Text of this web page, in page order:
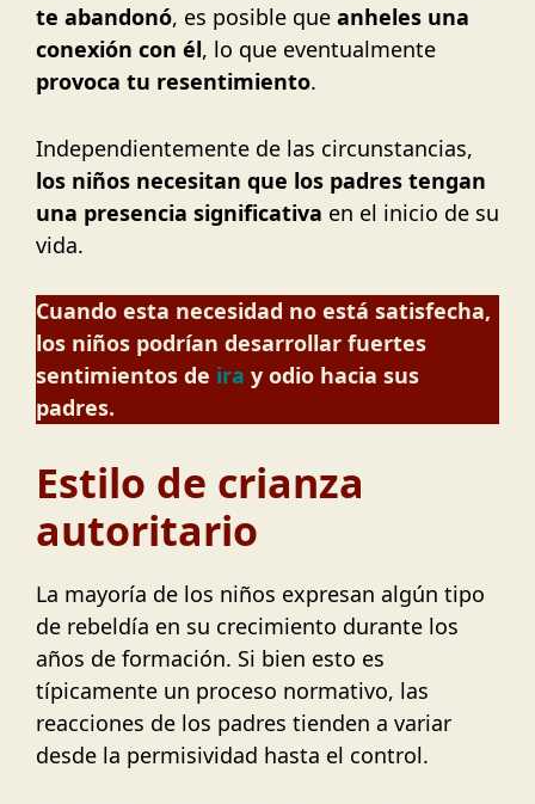
te abandonó, es posible que anheles una
conexión con él, lo que eventualmente
provoca tu resentimiento.
Independientemente de las circunstancias,
los niños necesitan que los padres tengan
una presencia significativa en el inicio de su
vida.
Cuando esta necesidad no está satisfecha,
los niños podrían desarrollar fuertes
sentimientos de ira y odio hacia sus
padres.
Estilo de crianza
autoritario
La mayoría de los niños expresan algún tipo
de rebeldía en su crecimiento durante los
años de formación. Si bien esto es
típicamente un proceso normativo, las
reacciones de los padres tienden a variar
desde la permisividad hasta el control.